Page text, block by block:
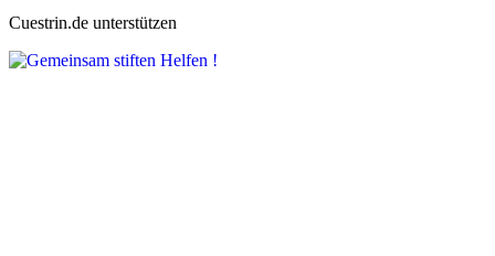
Cuestrin.de unterstützen